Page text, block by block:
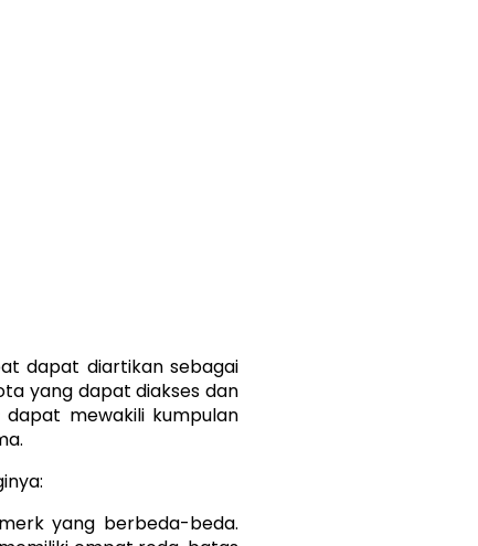
dapat diartikan sebagai
yang dapat diakses dan
dapat mewakili kumpulan
yang berbeda-beda.